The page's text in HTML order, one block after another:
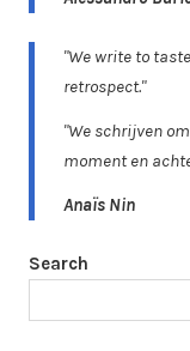
"We write to
retrospect."
"We schrijven
moment en
Anaïs Nin
Search